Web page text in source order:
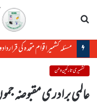
کشمیری تارکین وطن
عالمی برادری مقبوضہ